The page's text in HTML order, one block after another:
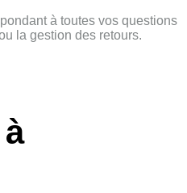
à toutes vos questions
la gestion des retours.